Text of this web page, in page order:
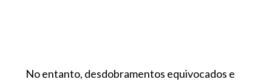
No entanto, desdobramentos equivocados e